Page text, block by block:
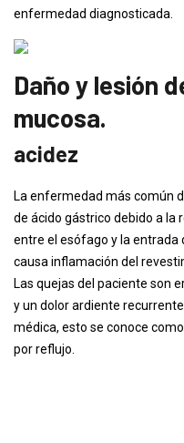
enfermedad diagnosticada.
Daño y lesión
mucosa.
acidez
La enfermedad más común
de ácido gástrico debido a la
entre el esófago y la entrada
causa inflamación del
Las quejas del paciente son
y un dolor ardiente
médica, esto se conoce
por reflujo.